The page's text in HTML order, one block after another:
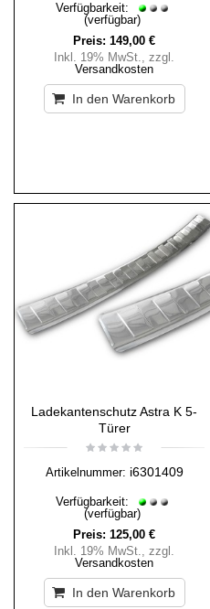
Verfügbarkeit:
(verfügbar)
Preis: 149,00 €
Inkl. 19% MwSt., zzgl.
Versandkosten
In den Warenkorb
Ladekantenschutz Astra K 5-
Türer
Artikelnummer: i6301409
Verfügbarkeit:
(verfügbar)
Preis: 125,00 €
Inkl. 19% MwSt., zzgl.
Versandkosten
In den Warenkorb